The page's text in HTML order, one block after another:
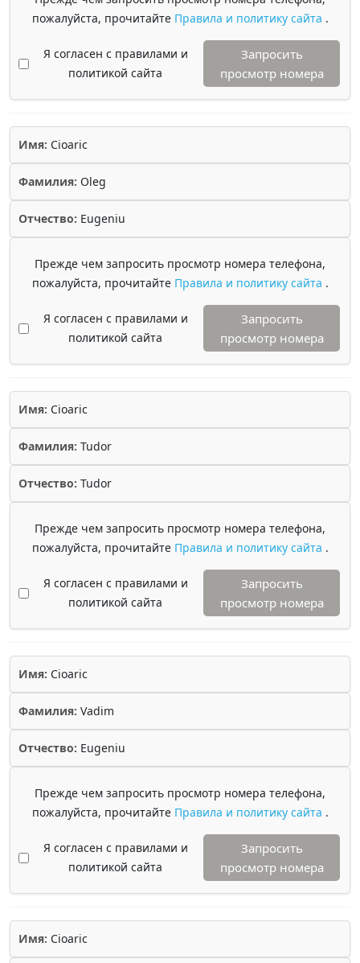
пожалуйста, прочитайте Правила и политику сайта .
Я согласен с правилами и
политикой сайта
Запросить
просмотр номера
Имя: Cioaric
Фамилия: Oleg
Отчество: Eugeniu
Прежде чем запросить просмотр номера телефона,
пожалуйста, прочитайте Правила и политику сайта .
Я согласен с правилами и
политикой сайта
Запросить
просмотр номера
Имя: Cioaric
Фамилия: Tudor
Отчество: Tudor
Прежде чем запросить просмотр номера телефона,
пожалуйста, прочитайте Правила и политику сайта .
Я согласен с правилами и
политикой сайта
Запросить
просмотр номера
Имя: Cioaric
Фамилия: Vadim
Отчество: Eugeniu
Прежде чем запросить просмотр номера телефона,
пожалуйста, прочитайте Правила и политику сайта .
Я согласен с правилами и
политикой сайта
Запросить
просмотр номера
Имя: Cioaric